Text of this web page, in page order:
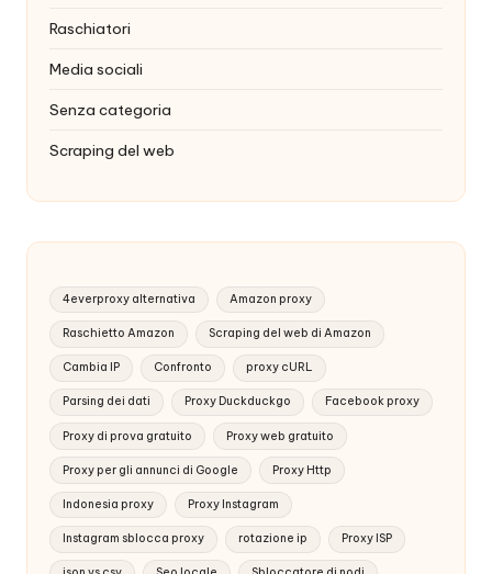
Raschiatori
Media sociali
Senza categoria
Scraping del web
4everproxy alternativa Amazon proxy
Raschietto Amazon Scraping del web di Amazon
Cambia IP Confronto proxy cURL
Parsing dei dati Proxy Duckduckgo Facebook proxy
Proxy di prova gratuito Proxy web gratuito
Proxy per gli annunci di Google Proxy Http
Indonesia proxy Proxy Instagram
Instagram sblocca proxy rotazione ip Proxy ISP